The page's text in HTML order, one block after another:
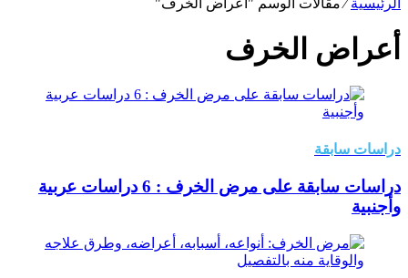
الرئيسية⁄مقالات الوسم "أعراض الخرف"
أعراض الخرف
دراسات سابقة
دراسات سابقة على مرض الخرف : 6 دراسات عربية
وأجنبية